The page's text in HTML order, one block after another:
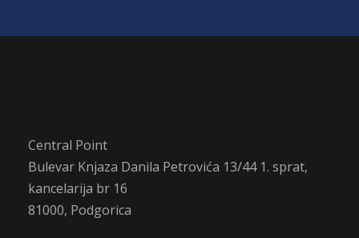
Central Point
Bulevar Knjaza Danila Petrovića 13/44 1. sprat,
kancelarija br 16
81000, Podgorica